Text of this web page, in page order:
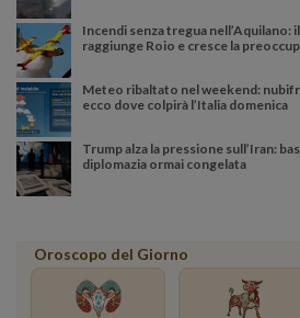
Incendi senza tregua nell’Aquilano:
raggiunge Roio e cresce la
Meteo ribaltato nel weekend:
ecco dove colpirà l’Italia domenica
Trump alza la pressione sull’Iran:
diplomazia ormai congelata
Oroscopo del Giorno